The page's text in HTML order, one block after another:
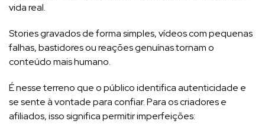
vida real.
Stories gravados de forma simples, vídeos com pequenas
falhas, bastidores ou reações genuínas tornam o
conteúdo mais humano.
É nesse terreno que o público identifica autenticidade e
se sente à vontade para confiar. Para os criadores e
afiliados, isso significa permitir imperfeições: